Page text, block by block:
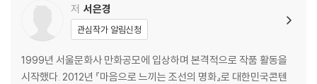
아하! 성경 더 깊이 보기:
인물로 알아보는 이스라엘 왕국의 역사_ 이스라엘의 역대 왕들
2부 성경 속 장소가 궁금해
저 서은경
관심작가 알림신청
1999년 서울문화사 만화공모에 입상하며 본격적으로 작품 활동을
시작했다. 2012년 『마음으로 느끼는 조선의 명화』로 대한민국콘텐